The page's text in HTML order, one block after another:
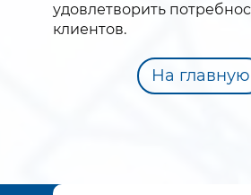
удовлетворить
клиентов.
На главную